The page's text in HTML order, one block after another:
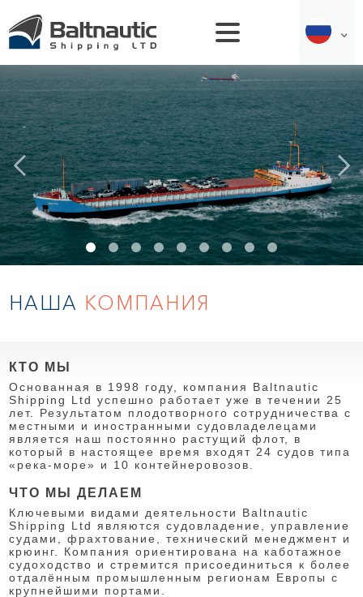
НАША КОМПАНИЯ
КТО МЫ
Основанная в 1998 году, компания Baltnautic
Shipping Ltd успешно работает уже в течении 25
лет. Результатом плодотворного сотрудничества с
местными и иностранными судовладелецами
является наш постоянно растущий флот, в
который в настоящее время входят 24 судов типа
«река-море» и 10 контейнеровозов.
ЧТО МЫ ДЕЛАЕМ
Ключевыми видами деятельности Baltnautic
Shipping Ltd являются судовладение, управление
судами, фрахтование, технический менеджмент и
крюинг. Компания ориентирована на каботажное
судоходство и стремится присоединиться к более
отдалённым промышленным регионам Европы с
крупнейшими портами.